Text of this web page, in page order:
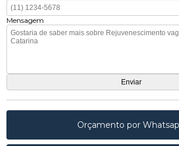
Mensagem
Orçamento por